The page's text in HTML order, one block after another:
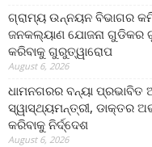
ଗ୍ରାମ୍ୟ ଉନ୍ନୟନ ବିଭାଗର
ଜନକଲ୍ୟାଣ ଯୋଜନା ଗୁଡିକର
କରିବାକୁ ଗୁରୁତ୍ୱାରୋପ
August 6, 2026
ଧାମନଗରର ବନ୍ୟା ପ୍ରଭାବିତ
ସ୍ୱାସ୍ଥ୍ୟମନ୍ତ୍ରୀ, ଡାକ୍ତର
କରିବାକୁ ନିର୍ଦ୍ଦେଶ
August 6, 2026